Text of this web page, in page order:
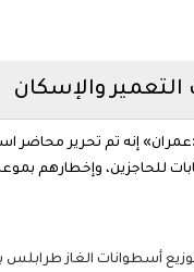
والإسكان
إنه تم تحرير محاضر